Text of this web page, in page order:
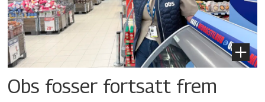
Obs fosser fortsatt frem